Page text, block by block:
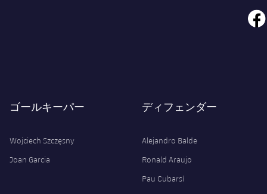
ゴールキーパー
Wojciech Szczęsny
Joan Garcia
ディフェンダー
Alejandro Balde
Ronald Araujo
Pau Cubarsí